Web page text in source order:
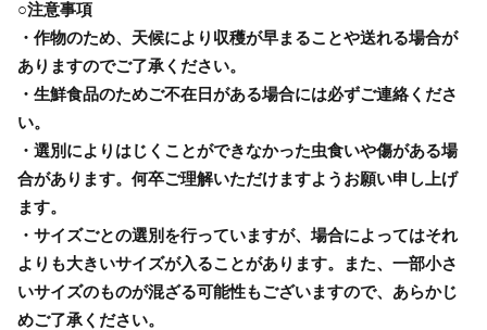
○注意事項
・作物のため、天候により収穫が早まることや送れる場合が
ありますのでご了承ください。
・生鮮食品のためご不在日がある場合には必ずご連絡くださ
い。
・選別によりはじくことができなかった虫食いや傷がある場
合があります。何卒ご理解いただけますようお願い申し上げ
ます。
・サイズごとの選別を行っていますが、場合によってはそれ
よりも大きいサイズが入ることがあります。また、一部小さ
いサイズのものが混ざる可能性もございますので、あらかじ
めご了承ください。